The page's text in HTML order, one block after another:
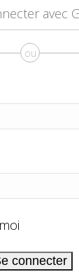
avec
ou
connecter